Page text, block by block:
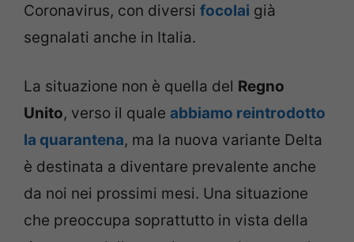
Coronavirus, con diversi focolai già
segnalati anche in Italia.
La situazione non è quella del Regno
Unito, verso il quale abbiamo reintrodotto
la quarantena, ma la nuova variante Delta
è destinata a diventare prevalente anche
da noi nei prossimi mesi. Una situazione
che preoccupa soprattutto in vista della